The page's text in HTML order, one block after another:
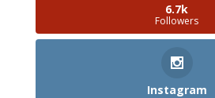
6.7k
Followers
Instagram